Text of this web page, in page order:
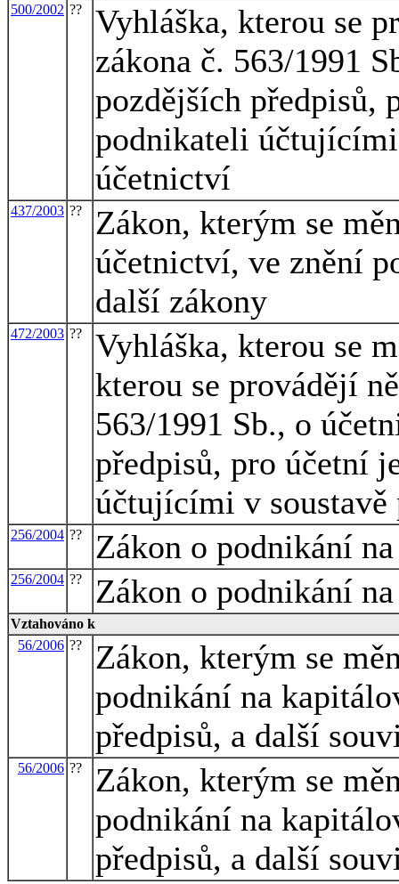
500/2002 ??
Vyhláška, kterou se
zákona č. 563/1991
pozdějších předpisů,
podnikateli
účetnictví
437/2003 ??
Zákon, kterým se
účetnictví, ve znění
další zákony
472/2003 ??
Vyhláška, kterou se
kterou se provádějí
563/1991 Sb., o
předpisů, pro účetní
účtujícími v
256/2004 ?? Zákon o podnikání
256/2004 ?? Zákon o podnikání
Vztahováno k
56/2006 ??
Zákon, kterým se
podnikání na
předpisů, a další
56/2006 ??
Zákon, kterým se
podnikání na
předpisů, a další